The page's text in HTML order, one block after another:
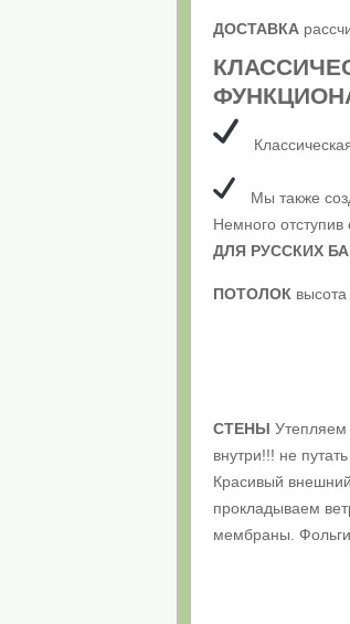
ДОСТАВКА
Мы также
Немного
ДЛЯ РУССКИХ
ПОТОЛОК
СТЕНЫ
внутри!!! не
Красивый
прокладываем
мембраны.